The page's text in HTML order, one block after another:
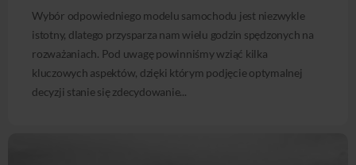
Wybór odpowiedniego modelu samochodu jest niezwykle
istotny, dlatego przysparza nam wielu godzin spędzonych na
rozważaniach. Pod uwagę powinniśmy wziąć kilka
kluczowych aspektów, dzięki którym podjęcie optymalnej
decyzji stanie się zdecydowanie...